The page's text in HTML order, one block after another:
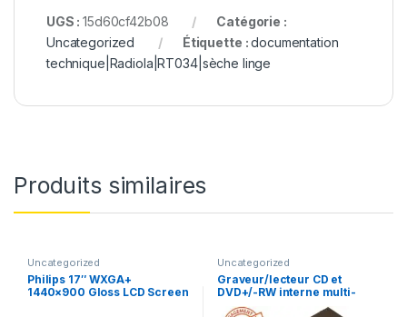
UGS :15d60cf42b08
Catégorie :
Uncategorized
Étiquette :documentation
technique|Radiola|RT034|sèche linge
Produits similaires
Uncategorized
Philips 17″ WXGA+
1440×900 Gloss LCD Screen
Uncategorized
Graveur/lecteur CD et
DVD+/-RW interne multi-
recorder portable UJ-850